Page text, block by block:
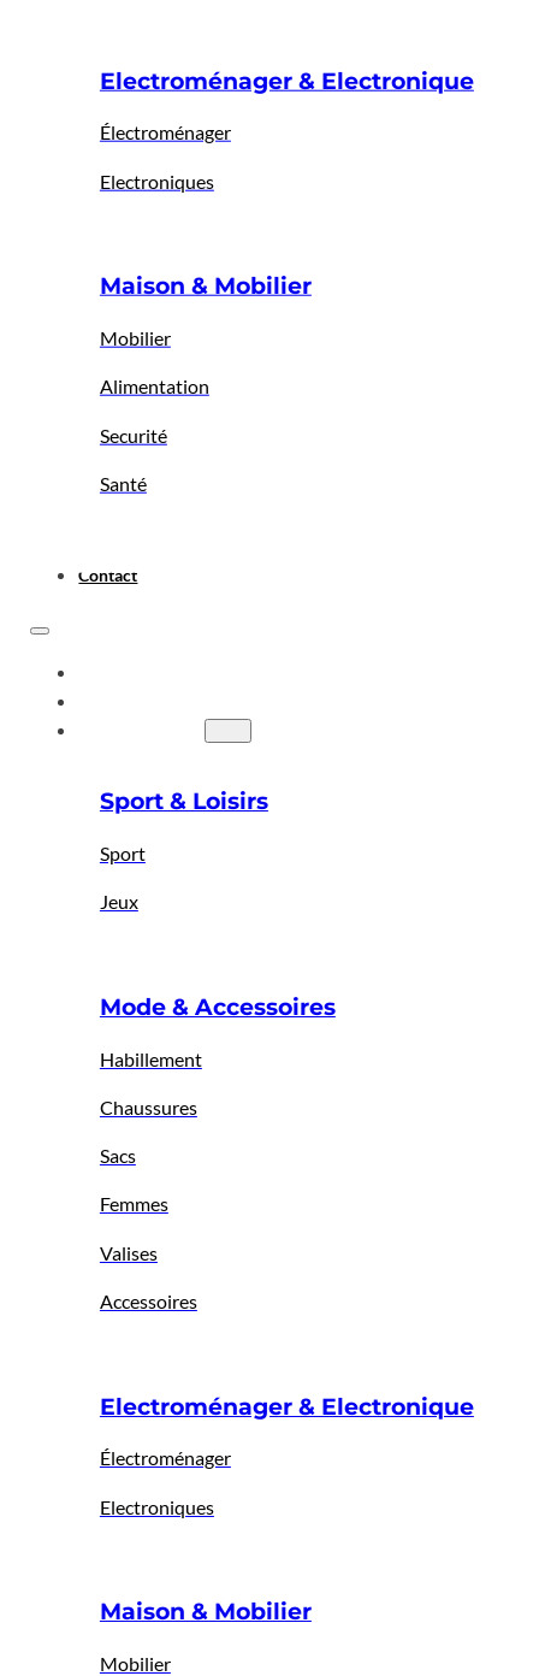
Electroménager & Electronique
Électroménager
Electroniques
Maison & Mobilier
Mobilier
Alimentation
Securité
Santé
Contact
Sport & Loisirs
Sport
Jeux
Mode & Accessoires
Habillement
Chaussures
Sacs
Femmes
Valises
Accessoires
Electroménager & Electronique
Électroménager
Electroniques
Maison & Mobilier
Mobilier